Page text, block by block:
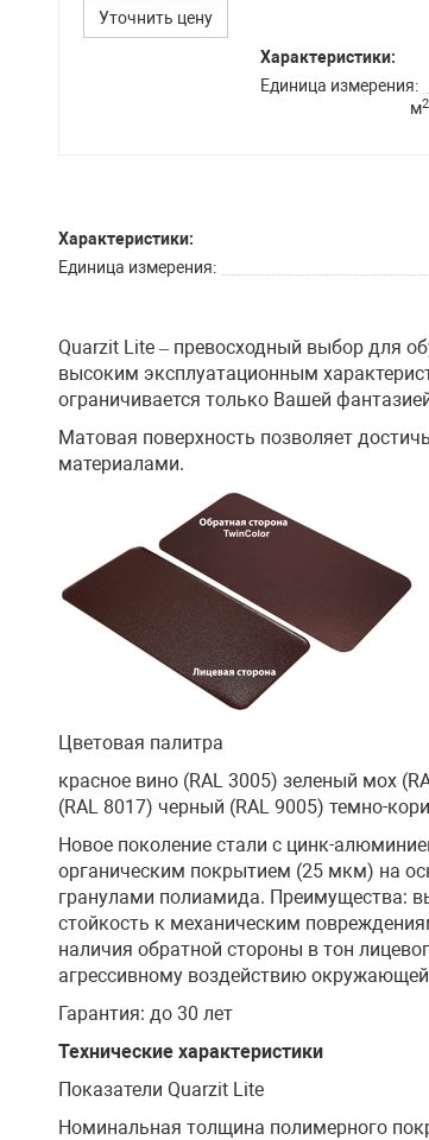
Уточнить цену
Характеристики:
Единица измерения
м2
Характеристики:
Единица измерения
Quarzit Lite – превосходный выбор для
высоким эксплуатационным
ограничивается только Вашей
Матовая поверхность позволяет
материалами.
Цветовая палитра
красное вино (RAL 3005) зеленый мох
(RAL 8017) черный (RAL 9005) темно-
Новое поколение стали с цинк-
органическим покрытием (25 мкм) на
гранулами полиамида. Преимущества:
стойкость к механическим
наличия обратной стороны в тон
агрессивному воздействию
Гарантия: до 30 лет
Технические характеристики
Показатели Quarzit Lite
Номинальная толщина полимерного